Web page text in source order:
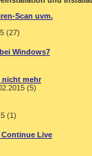
Scan uvm.
(27)
Windows7
nicht mehr
(5)
(1)
Continue Live